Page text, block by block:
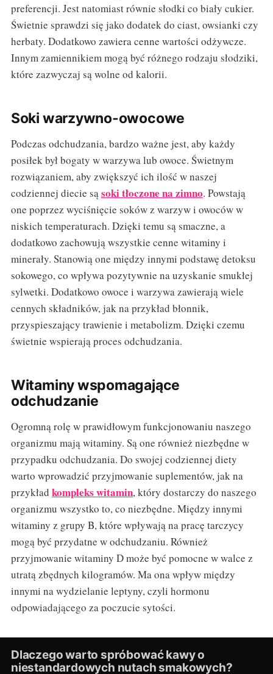
preferencji. Jest natomiast równie słodki co biały cukier.
Świetnie sprawdzi się jako dodatek do ciast, owsianki czy
herbaty. Dodatkowo zawiera cenne wartości odżywcze.
Innym zamiennikiem mogą być różnego rodzaju słodziki,
które zazwyczaj są wolne od kalorii.
Soki warzywno-owocowe
Podczas odchudzania, bardzo ważne jest, aby każdy
posiłek był bogaty w warzywa lub owoce. Świetnym
rozwiązaniem, aby zwiększyć ich ilość w naszej
codziennej diecie sąsoki tłoczone na zimno. Powstają
one poprzez wyciśnięcie soków z warzyw i owoców w
niskich temperaturach. Dzięki temu są smaczne, a
dodatkowo zachowują wszystkie cenne witaminy i
minerały. Stanowią one między innymi podstawę detoksu
sokowego, co wpływa pozytywnie na uzyskanie smukłej
sylwetki. Dodatkowo owoce i warzywa zawierają wiele
cennych składników, jak na przykład błonnik,
przyspieszający trawienie i metabolizm. Dzięki czemu
świetnie wspierają proces odchudzania.
Witaminy wspomagające
odchudzanie
Ogromną rolę w prawidłowym funkcjonowaniu naszego
organizmu mają witaminy. Są one również niezbędne w
przypadku odchudzania. Do swojej codziennej diety
warto wprowadzić przyjmowanie suplementów, jak na
przykład kompleks witamin, który dostarczy do naszego
organizmu wszystko to, co niezbędne. Między innymi
witaminy z grupy B, które wpływają na pracę tarczycy
mogą być przydatne w odchudzaniu. Również
przyjmowanie witaminy D może być pomocne w walce z
utratą zbędnych kilogramów. Ma ona wpływ między
innymi na wydzielanie leptyny, czyli hormonu
odpowiadającego za poczucie sytości.
Dlaczego warto spróbować kawy o
niestandardowych nutach smakowych?